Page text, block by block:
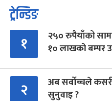
ट्रेन्डिङ
१
२५० रुपैयाँको
१० लाखको बम्पर
२
अब सर्वोच्चले
सुनुवाइ ?